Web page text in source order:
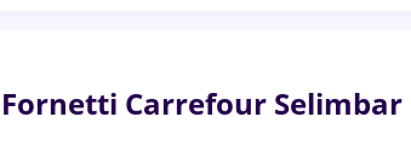
Carrefour Selimbar